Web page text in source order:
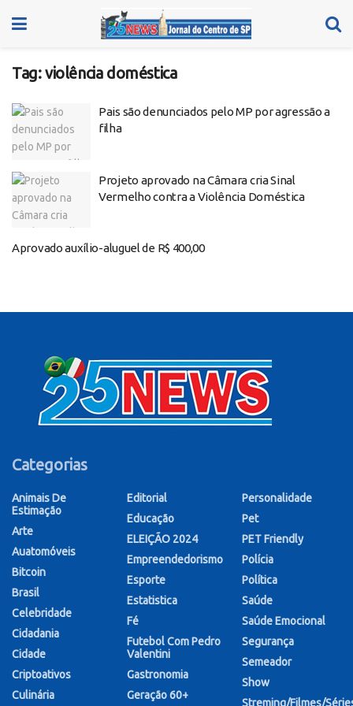
Tag:violência doméstica
Pais são denunciados pelo MP por agressão a
filha
Projeto aprovado na Câmara cria Sinal
Vermelho contra a Violência Doméstica
Aprovado auxílio-aluguel de R$ 400,00
Categorias
Animais De
Estimação
Arte
Auatomóveis
Bitcoin
Brasil
Celebridade
Cidadania
Cidade
Criptoativos
Culinária
Editorial
Educação
ELEIÇÃO 2024
Empreendedorismo
Esporte
Estatistica
Fé
Futebol Com Pedro
Valentini
Gastronomia
Geração 60+
Personalidade
Pet
PET Friendly
Polícia
Política
Saúde
Saúde Emocional
Segurança
Semeador
Show
Streming/Filmes/